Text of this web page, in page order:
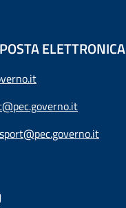
ELETTRONICA